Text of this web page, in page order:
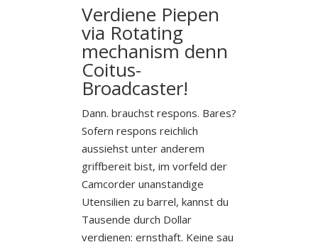
Verdiene Piepen
via Rotating
mechanism denn
Coitus-
Broadcaster!
Dann. brauchst respons. Bares?
Sofern respons reichlich
aussiehst unter anderem
griffbereit bist, im vorfeld der
Camcorder unanstandige
Utensilien zu barrel, kannst du
Tausende durch Dollar
verdienen: ernsthaft. Keine sau